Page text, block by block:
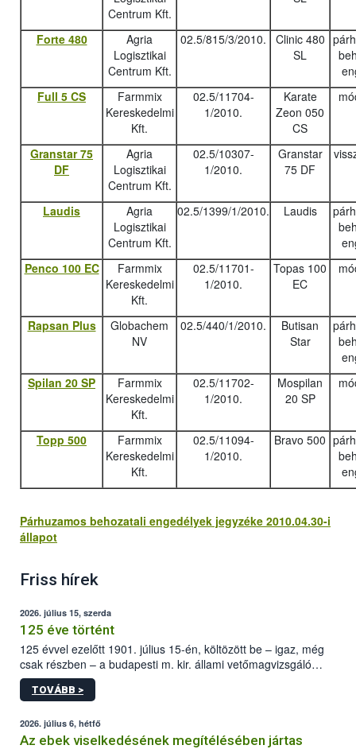
Centrum Kft.
Forte 480
Agria
Logisztikai
Centrum Kft.
02.5/815/3/2010.
Clinic 480
SL
Full 5 CS
Farmmix
Kereskedelmi
Kft.
02.5/11704-
1/2010.
Karate
Zeon 050
CS
Granstar 75
DF
Agria
Logisztikai
Centrum Kft.
02.5/10307-
1/2010.
Granstar
75 DF
Laudis
Agria
Logisztikai
Centrum Kft.
02.5/1399/1/2010. Laudis
Penco 100 EC
Farmmix
Kereskedelmi
Kft.
02.5/11701-
1/2010.
Topas 100
EC
Rapsan Plus
Globachem
NV
02.5/440/1/2010.
Butisan
Star
Spilan 20 SP
Farmmix
Kereskedelmi
Kft.
02.5/11702-
1/2010.
Mospilan
20 SP
Topp 500
Farmmix
Kereskedelmi
Kft.
02.5/11094-
1/2010.
Bravo 500
Párhuzamos behozatali engedélyek jegyzéke 2010.04.30-i
állapot
Friss hírek
2026. július 15, szerda
125 éve történt
125 évvel ezelőtt 1901. július 15-én, költözött be – igaz, még
csak részben – a budapesti m. kir. állami vetőmagvizsgáló
állomás a Kis Rókus utca 15. szám alatti, Czigler Győző által
tervezett új épületébe.
TOVÁBB >
2026. július 6, hétfő
Az ebek viselkedésének megítélésében jártas